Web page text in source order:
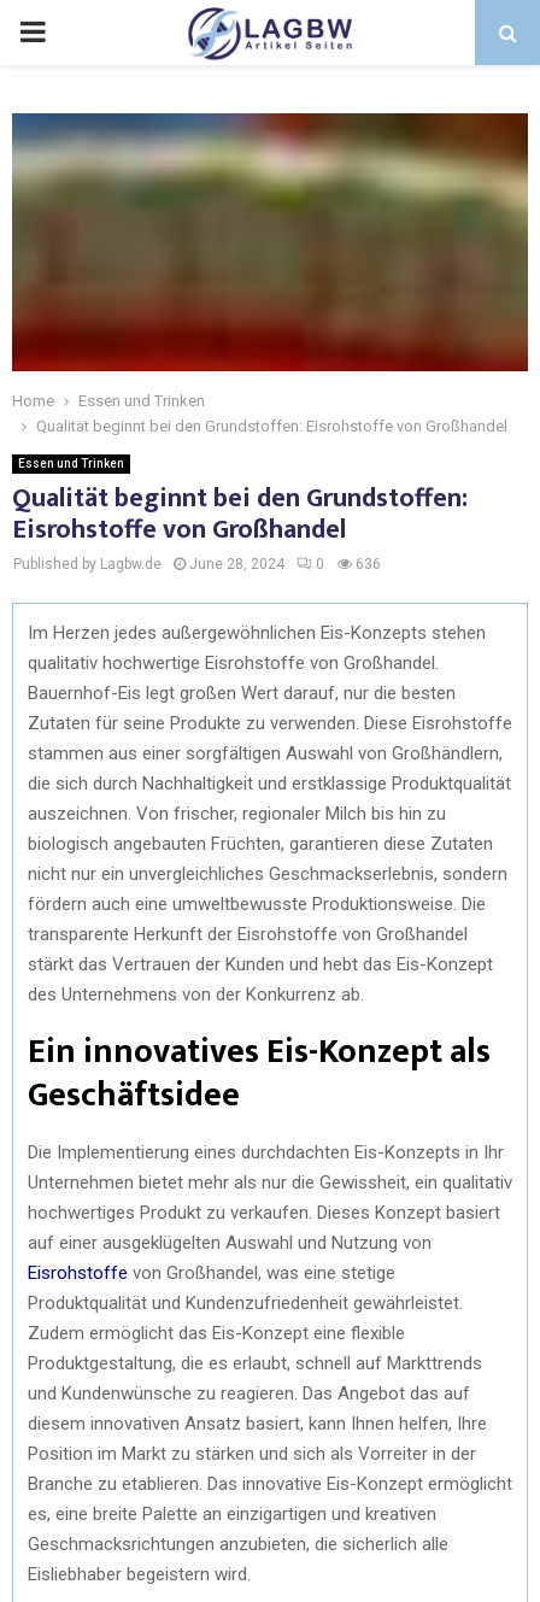
Home
Essen und Trinken
Qualität beginnt bei den Grundstoffen: Eisrohstoffe von Großhandel
Essen und Trinken
Qualität beginnt bei den Grundstoffen:
Eisrohstoffe von Großhandel
Published by Lagbw.de June 28, 2024 0 636
Im Herzen jedes außergewöhnlichen Eis-Konzepts stehen
qualitativ hochwertige Eisrohstoffe von Großhandel.
Bauernhof-Eis legt großen Wert darauf, nur die besten
Zutaten für seine Produkte zu verwenden. Diese Eisrohstoffe
stammen aus einer sorgfältigen Auswahl von Großhändlern,
die sich durch Nachhaltigkeit und erstklassige Produktqualität
auszeichnen. Von frischer, regionaler Milch bis hin zu
biologisch angebauten Früchten, garantieren diese Zutaten
nicht nur ein unvergleichliches Geschmackserlebnis, sondern
fördern auch eine umweltbewusste Produktionsweise. Die
transparente Herkunft der Eisrohstoffe von Großhandel
stärkt das Vertrauen der Kunden und hebt das Eis-Konzept
des Unternehmens von der Konkurrenz ab.
Ein innovatives Eis-Konzept als
Geschäftsidee
Die Implementierung eines durchdachten Eis-Konzepts in Ihr
Unternehmen bietet mehr als nur die Gewissheit, ein qualitativ
hochwertiges Produkt zu verkaufen. Dieses Konzept basiert
auf einer ausgeklügelten Auswahl und Nutzung von
Eisrohstoffe von Großhandel, was eine stetige
Produktqualität und Kundenzufriedenheit gewährleistet.
Zudem ermöglicht das Eis-Konzept eine flexible
Produktgestaltung, die es erlaubt, schnell auf Markttrends
und Kundenwünsche zu reagieren. Das Angebot das auf
diesem innovativen Ansatz basiert, kann Ihnen helfen, Ihre
Position im Markt zu stärken und sich als Vorreiter in der
Branche zu etablieren. Das innovative Eis-Konzept ermöglicht
es, eine breite Palette an einzigartigen und kreativen
Geschmacksrichtungen anzubieten, die sicherlich alle
Eisliebhaber begeistern wird.